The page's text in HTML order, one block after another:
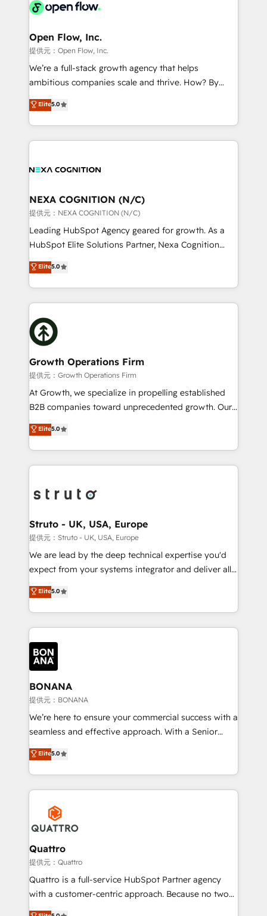
industrial/manufacturing, professional services,
distribution, commercial real estate, technology,
finserv/fintech, IT managed services, transportation
& logistics, energy/solar, staffing and recruiting,
media, healthcare and government contractors. Our
Technical Solutions, Enablement Solutions, Digital
Solutions and Growth Solutions. As a fully
Open Flow, Inc.
提供元：Open Flow, Inc.
We’re a full-stack growth agency that helps
ambitious companies scale and thrive. How? By
upgrading and streamlining every single revenue-
generating aspect of your business. We’re proud
HubSpot Elite Solutions Partners and devout CRM
nerds who can harness HubSpot’s custom digital
experience. Working hand-in-hand with your team,
traffic, generates better leads and crushes your
revenue goals. We've worked with thousands of
HubSpot customers and we'd love to work with you
too! Clients come to us for: Advanced CRM solutions
HubSpot Data System Migrations between systems
to HubSpot New lead generation strategies Time-
website development Award-winning creative
design We live and breathe HubSpot and are ready
Elite5.0
NEXA COGNITION (N/C)
提供元：NEXA COGNITION (N/C)
Leading HubSpot Agency geared for growth. As a
HubSpot Elite Solutions Partner, Nexa Cognition
ranks in the top 1% of global HubSpot Partners and
has been one of the longest-standing partners since
2012. We empower businesses to harness the full
potential of HubSpot by combining strategic
insights with technical excellence, we deliver
bespoke HubSpot solutions tailored to drive
measurable growth and operational efficiency. Why
Choose Nexa Cognition? 🚀 HubSpot Expertise: Our
certified team specialises in CRM implementation,
marketing automation, and revenue operations. 🤝
Custom Solutions: From onboarding and
HubSpot with your business needs. 🌟 Proven
Results: We’ve helped businesses of all sizes
Packages: Choose ongoing support or project-based
solutions. We offer service packages designed to fit
Elite5.0
Growth Operations Firm
提供元：Growth Operations Firm
At Growth, we specialize in propelling established
B2B companies toward unprecedented growth. Our
focus is on fine-tuning and enhancing your growth,
sales, and marketing operations. Unlike conventional
marketing agencies, we dive deep into the
operational aspects of your business, ensuring that
functioning optimally. With our expertise in leading
wealth of knowledge and experience to the table.
Our strategies are tailored to your business's unique
needs, ensuring a personalized approach that aligns
with your growth objectives.
Elite5.0
Struto - UK, USA, Europe
提供元：Struto - UK, USA, Europe
We are lead by the deep technical expertise you'd
expect from your systems integrator and deliver all
the agency services you'd expect from your
HubSpot Solutions Partner. As one of the UK's
longest-standing partners, we are experts at
maximising the value of the HubSpot platform and
building an integrated growth stack that brings your
business, operational and technical requirements to
life, and creates a 360˚ view of your customer to
help your teams do more. We specialise in HubSpot
technical services, website design and development
as well as agency services that help set you up for
success. Now, more than ever you need to connect
customer service. It's time to empower your teams
to create great customer experiences that generate
happen.
Elite5.0
BONANA
提供元：BONANA
We’re here to ensure your commercial success with a
seamless and effective approach. With a Senior
team that has 10+ years of experience in HubSpot,
we have a deep understanding of SaaS, Business
Services and E-commerce together with Retail. We
streamline and enhance your Sales, Marketing &
Service efforts, providing insights in your
commercial operations. We're good at RevOps,
automating and optimizing your marketing, sales &
service operations with AI, designing and building
your website, and we drive growth through Account-
Based Marketing, SEO, SEA and many other tactics.
No worries, we will advise you in which to deploy
Elite5.0
Quattro
提供元：Quattro
Quattro is a full-service HubSpot Partner agency
with a customer-centric approach. Because no two
clients have the same needs, Quattro offer a